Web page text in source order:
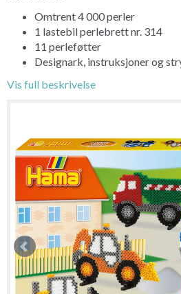
Omtrent 4 000 perler
1 lastebil perlebrett nr. 314
11 perleføtter
Designark, instruksjoner og
Vis full beskrivelse